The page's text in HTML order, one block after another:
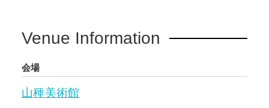
Venue Information
会場
山種美術館